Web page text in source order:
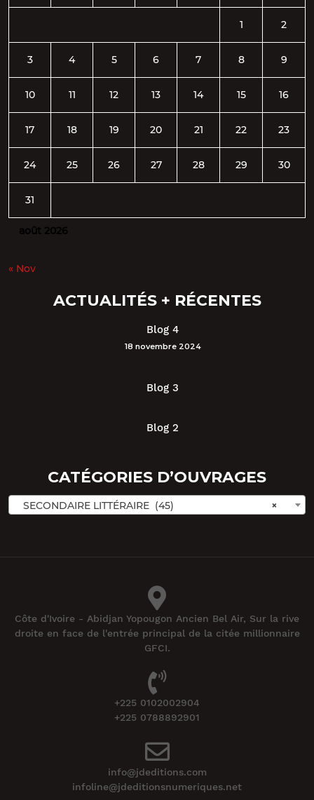
août 2026
1 2
3 4 5 6 7 8 9
10 11 12 13 14 15 16
17 18 19 20 21 22 23
24 25 26 27 28 29 30
31
« Nov
ACTUALITÉS + RÉCENTES
Blog 4
18 novembre 2024
Blog 3
Blog 2
CATÉGORIES D’OUVRAGES
×
SECONDAIRE LITTÉRAIRE (45)
Côte d'Ivoire - Abidjan Yopougon Ancien Bel Air, Sur la rive
droite en face de l'entrée principal de la citée millionnaire
GFCI.
+225 0102002904
+225 0788892901
info@jdeditions.com
infoline@jdeditionsnumeriques.net